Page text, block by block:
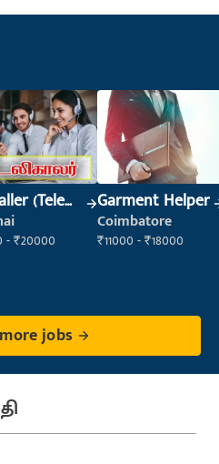
(Tele
- ₹20000
Garment Helper
Coimbatore
₹11000 - ₹18000
jobs